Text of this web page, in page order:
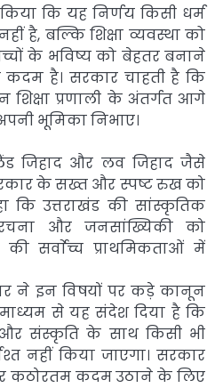
कि यह निर्णय किसी धर्म
है, बल्कि शिक्षा व्यवस्था को
के भविष्य को बेहतर बनाने
कदम है। सरकार चाहती है कि
शिक्षा प्रणाली के अंतर्गत आगे
भूमिका निभाए।
जिहाद और लव जिहाद जैसे
के सख्त और स्पष्ट रुख को
कि उत्तराखंड की सांस्कृतिक
और जनसांख्यिकी को
सर्वाेच्च प्राथमिकताओं में
ने इन विषयों पर कड़े कानून
माध्यम से यह संदेश दिया है कि
संस्कृति के साथ किसी भी
नहीं किया जाएगा। सरकार
कठोरतम कदम उठाने के लिए